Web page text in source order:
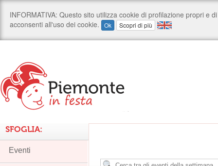
SFOGLIA:
Eventi